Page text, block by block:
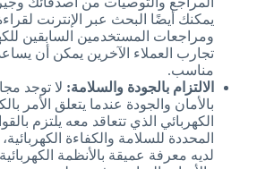
يمكنك أيضًا البحث عبر الإنترنت
ومراجعات المستخدمين السابقين
تجارب العملاء الآخرين يمكن أن
مناسب.
الالتزام بالجودة والسلامة: لا توجد
بالأمان والجودة عندما يتعلق الأمر
الكهربائي الذي تتعاقد معه يلتزم
المحددة للسلامة والكفاءة
لديه معرفة عميقة بالأنظمة